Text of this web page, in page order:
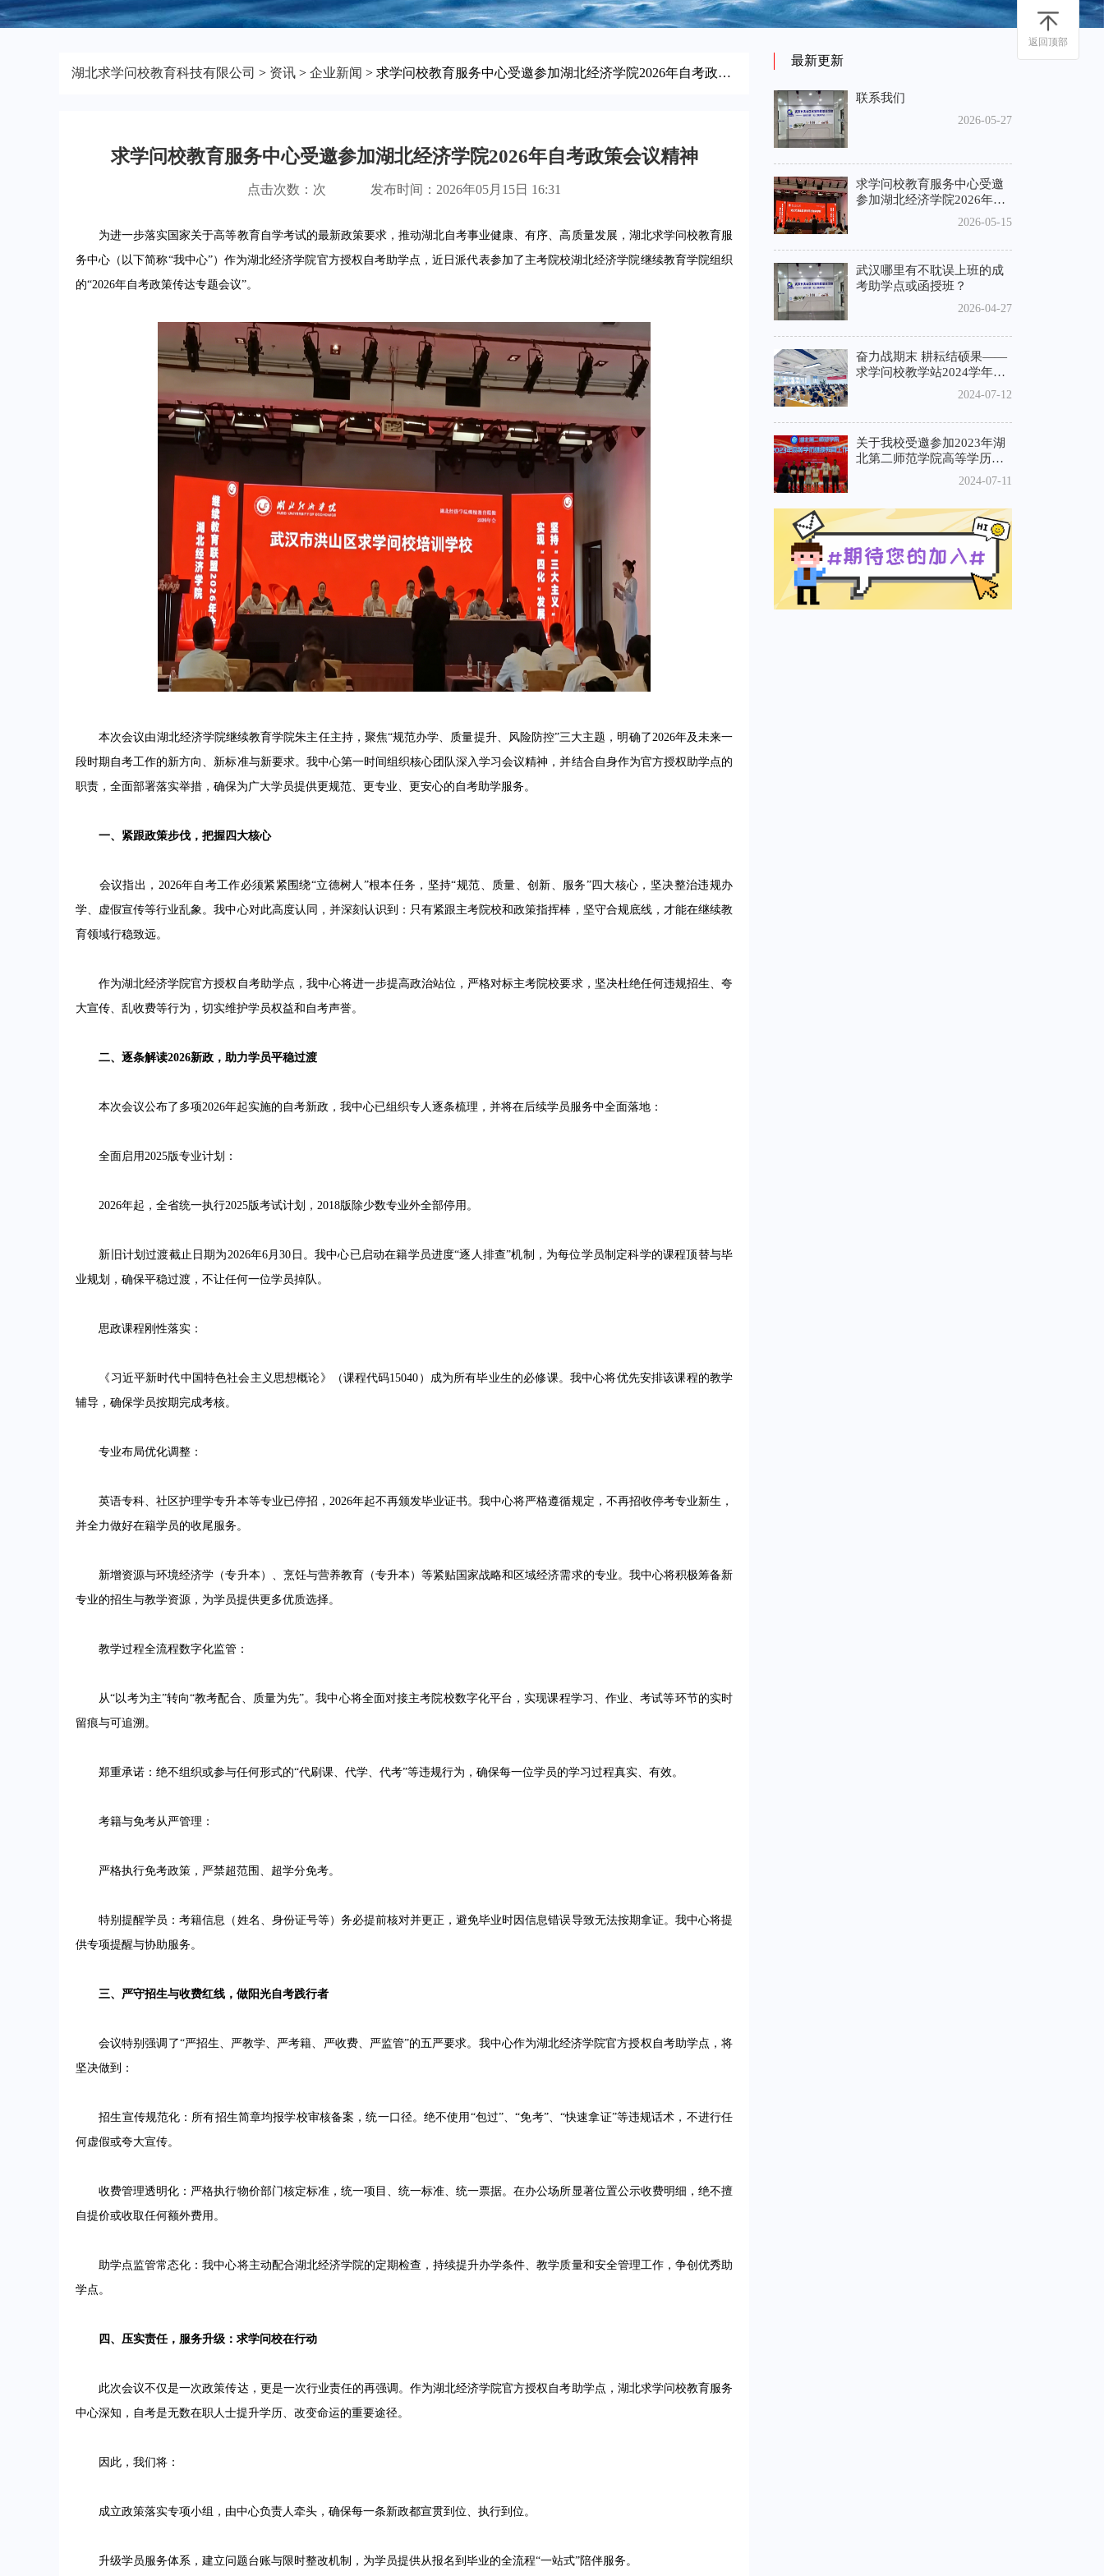
湖北求学问校教育科技有限公司 > 资讯 > 企业新闻 > 求学问校教育服务中心受邀参加湖北经济学院2026年自考政策会议精神
求学问校教育服务中心受邀参加湖北经济学院2026年自考政策会议精神
点击次数： 次 发布时间：2026年05月15日 16:31
为进一步落实国家关于高等教育自学考试的最新政策要求，推动湖北自考事业健康、有序、高质量发展，湖北求学问校教育服
务中心（以下简称“我中心”）作为湖北经济学院官方授权自考助学点，近日派代表参加了主考院校湖北经济学院继续教育学院组织
的“2026年自考政策传达专题会议”。
本次会议由湖北经济学院继续教育学院朱主任主持，聚焦“规范办学、质量提升、风险防控”三大主题，明确了2026年及未来一
段时期自考工作的新方向、新标准与新要求。我中心第一时间组织核心团队深入学习会议精神，并结合自身作为官方授权助学点的
职责，全面部署落实举措，确保为广大学员提供更规范、更专业、更安心的自考助学服务。
一、紧跟政策步伐，把握四大核心
会议指出，2026年自考工作必须紧紧围绕“立德树人”根本任务，坚持“规范、质量、创新、服务”四大核心，坚决整治违规办
学、虚假宣传等行业乱象。我中心对此高度认同，并深刻认识到：只有紧跟主考院校和政策指挥棒，坚守合规底线，才能在继续教
育领域行稳致远。
作为湖北经济学院官方授权自考助学点，我中心将进一步提高政治站位，严格对标主考院校要求，坚决杜绝任何违规招生、夸
大宣传、乱收费等行为，切实维护学员权益和自考声誉。
二、逐条解读2026新政，助力学员平稳过渡
本次会议公布了多项2026年起实施的自考新政，我中心已组织专人逐条梳理，并将在后续学员服务中全面落地：
全面启用2025版专业计划：
2026年起，全省统一执行2025版考试计划，2018版除少数专业外全部停用。
新旧计划过渡截止日期为2026年6月30日。我中心已启动在籍学员进度“逐人排查”机制，为每位学员制定科学的课程顶替与毕
业规划，确保平稳过渡，不让任何一位学员掉队。
思政课程刚性落实：
《习近平新时代中国特色社会主义思想概论》（课程代码15040）成为所有毕业生的必修课。我中心将优先安排该课程的教学
辅导，确保学员按期完成考核。
专业布局优化调整：
英语专科、社区护理学专升本等专业已停招，2026年起不再颁发毕业证书。我中心将严格遵循规定，不再招收停考专业新生，
并全力做好在籍学员的收尾服务。
新增资源与环境经济学（专升本）、烹饪与营养教育（专升本）等紧贴国家战略和区域经济需求的专业。我中心将积极筹备新
专业的招生与教学资源，为学员提供更多优质选择。
教学过程全流程数字化监管：
从“以考为主”转向“教考配合、质量为先”。我中心将全面对接主考院校数字化平台，实现课程学习、作业、考试等环节的实时
留痕与可追溯。
郑重承诺：绝不组织或参与任何形式的“代刷课、代学、代考”等违规行为，确保每一位学员的学习过程真实、有效。
考籍与免考从严管理：
严格执行免考政策，严禁超范围、超学分免考。
特别提醒学员：考籍信息（姓名、身份证号等）务必提前核对并更正，避免毕业时因信息错误导致无法按期拿证。我中心将提
供专项提醒与协助服务。
三、严守招生与收费红线，做阳光自考践行者
会议特别强调了“严招生、严教学、严考籍、严收费、严监管”的五严要求。我中心作为湖北经济学院官方授权自考助学点，将
坚决做到：
招生宣传规范化：所有招生简章均报学校审核备案，统一口径。绝不使用“包过”、“免考”、“快速拿证”等违规话术，不进行任
何虚假或夸大宣传。
收费管理透明化：严格执行物价部门核定标准，统一项目、统一标准、统一票据。在办公场所显著位置公示收费明细，绝不擅
自提价或收取任何额外费用。
助学点监管常态化：我中心将主动配合湖北经济学院的定期检查，持续提升办学条件、教学质量和安全管理工作，争创优秀助
学点。
四、压实责任，服务升级：求学问校在行动
此次会议不仅是一次政策传达，更是一次行业责任的再强调。作为湖北经济学院官方授权自考助学点，湖北求学问校教育服务
中心深知，自考是无数在职人士提升学历、改变命运的重要途径。
因此，我们将：
成立政策落实专项小组，由中心负责人牵头，确保每一条新政都宣贯到位、执行到位。
升级学员服务体系，建立问题台账与限时整改机制，为学员提供从报名到毕业的全流程“一站式”陪伴服务。
最新更新
联系我们
2026-05-27
求学问校教育服务中心受邀
参加湖北经济学院2026年自
2026-05-15
武汉哪里有不耽误上班的成
考助学点或函授班？
2026-04-27
奋力战期末 耕耘结硕果——
求学问校教学站2024学年第
一学期期末考试顺利结束
2024-07-12
关于我校受邀参加2023年湖
北第二师范学院高等学历继
2024-07-11
返回顶部